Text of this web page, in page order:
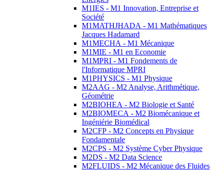
M1IES - M1 Innovation, Entreprise et
Société
M1MATHJHADA - M1 Mathématiques
Jacques Hadamard
M1MECHA - M1 Mécanique
M1MIE - M1 en Economie
M1MPRI - M1 Fondements de
l'Informatique MPRI
M1PHYSICS - M1 Physique
M2AAG - M2 Analyse, Arithmétique,
Géométrie
M2BIOHEA - M2 Biologie et Santé
M2BIOMECA - M2 Biomécanique et
Ingéniérie Biomédical
M2CFP - M2 Concepts en Physique
Fondamentale
M2CPS - M2 Système Cyber Physique
M2DS - M2 Data Science
M2FLUIDS - M2 Mécanique des Fluides